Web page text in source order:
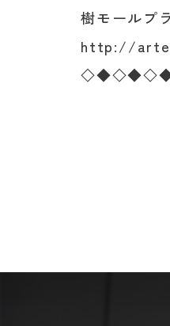
樹モールプ
http://